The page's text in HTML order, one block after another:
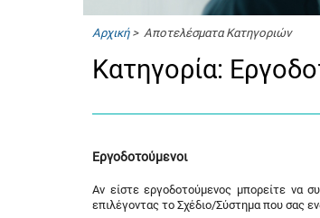
Αρχική> Αποτελέσματα Κατηγοριών
Κατηγορία:
Εργοδοτούμενοι
Αν είστε εργοδοτούμενος μπορείτε να
επιλέγοντας το Σχέδιο/Σύστημα που σας